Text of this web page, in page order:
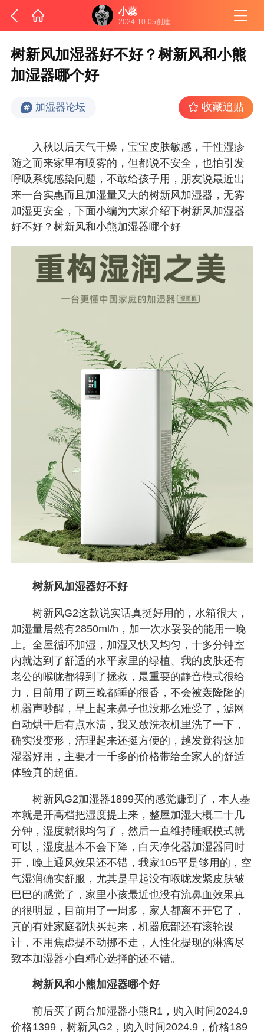
小蕊
2024-10-05创建
树新风加湿器好不好？树新风和小熊
加湿器哪个好
加湿器论坛 收藏追贴
入秋以后天气干燥，宝宝皮肤敏感，干性湿疹
随之而来家里有喷雾的，但都说不安全，也怕引发
呼吸系统感染问题，不敢给孩子用，朋友说最近出
来一台实惠而且加湿量又大的树新风加湿器，无雾
加湿更安全，下面小编为大家介绍下树新风加湿器
好不好？树新风和小熊加湿器哪个好
树新风加湿器好不好
树新风G2这款说实话真挺好用的，水箱很大，
加湿量居然有2850ml/h，加一次水妥妥的能用一晚
上。全屋循环加湿，加湿又快又均匀，十多分钟室
内就达到了舒适的水平家里的绿植、我的皮肤还有
老公的喉咙都得到了拯救，最重要的静音模式很给
力，目前用了两三晚都睡的很香，不会被轰隆隆的
机器声吵醒，早上起来鼻子也没那么难受了，滤网
自动烘干后有点水渍，我又放洗衣机里洗了一下，
确实没变形，清理起来还挺方便的，越发觉得这加
湿器好用，主要才一千多的价格带给全家人的舒适
体验真的超值。
树新风G2加湿器1899买的感觉赚到了，本人基
本就是开高档把湿度提上来，整屋加湿大概二十几
分钟，湿度就很均匀了，然后一直维持睡眠模式就
可以，湿度基本不会下降，白天净化器加湿器同时
开，晚上通风效果还不错，我家105平是够用的，空
气湿润确实舒服，尤其是早起没有喉咙发紧皮肤皱
巴巴的感觉了，家里小孩最近也没有流鼻血效果真
的很明显，目前用了一周多，家人都离不开它了，
真的有娃家庭都快买起来，机器底部还有滚轮设
计，不用焦虑提不动挪不走，人性化提现的淋漓尽
致本加湿器小白精心选择的还不错。
树新风和小熊加湿器哪个好
前后买了两台加湿器小熊R1，购入时间2024.9
价格1399，树新风G2，购入时间2024.9，价格189